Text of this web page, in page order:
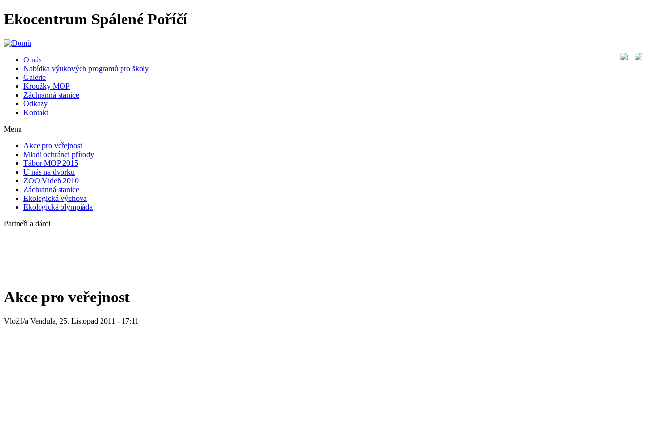
Ekocentrum Spálené Poříčí
O nás
Nabídka výukových programů pro školy
Galerie
Kroužky MOP
Záchranná stanice
Odkazy
Kontakt
Menu
Akce pro veřejnost
Mladí ochránci přírody
Tábor MOP 2015
U nás na dvorku
ZOO Vídeň 2010
Záchranná stanice
Ekologická výchova
Ekologická olympiáda
Partneři a dárci
Akce pro veřejnost
Vložil/a Vendula, 25. Listopad 2011 - 17:11